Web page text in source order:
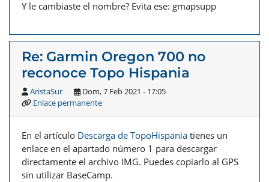
Y le cambiaste el nombre? Evita ese: gmapsupp
Re: Garmin Oregon 700 no
reconoce Topo Hispania
AristaSur
Dom, 7 Feb 2021 - 17:05
Enlace permanente
En el artículo Descarga de TopoHispania tienes un
enlace en el apartado número 1 para descargar
directamente el archivo IMG. Puedes copiarlo al GPS
sin utilizar BaseCamp.